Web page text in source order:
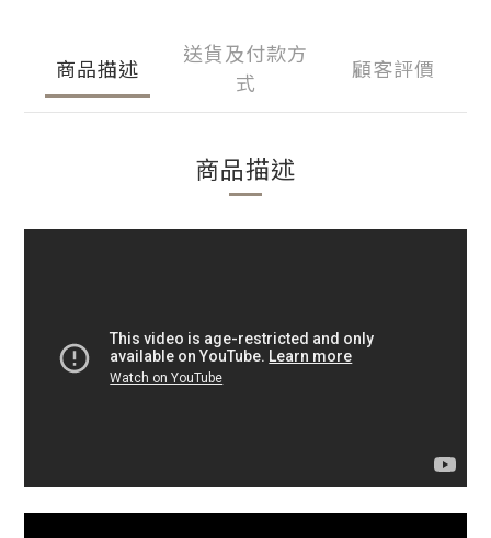
商品描述
送貨及付款方
式
顧客評價
商品描述